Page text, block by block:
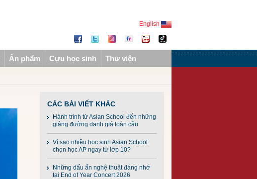
English
Ấn phẩm Cựu học sinh Thư viện
CÁC BÀI VIẾT KHÁC
Hành trình từ Asian School đến những
giảng đường danh giá toàn cầu
Vì sao nhiều học sinh Asian School
chọn học AP ngay từ lớp 10?
Những dấu ấn nghệ thuật đáng nhớ
tại End of Year Concert 2026